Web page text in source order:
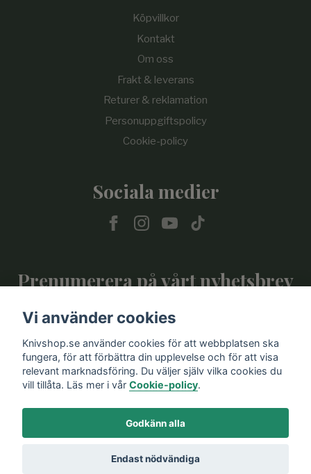
Köpvillkor
Kontakt
Om oss
Frakt & leverans
Returer & reklamation
Personuppgiftspolicy
Cookie-policy
Sociala medier
Prenumerera på vårt nyhetsbrev
© 2026 Knivshop
Vi använder cookies
Knivshop.se använder cookies för att webbplatsen ska
fungera, för att förbättra din upplevelse och för att visa
relevant marknadsföring. Du väljer själv vilka cookies du
vill tillåta. Läs mer i vår Cookie-policy.
Godkänn alla
Endast nödvändiga